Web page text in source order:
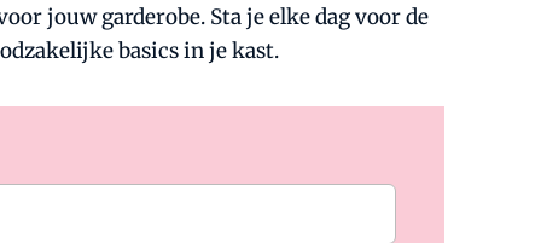
jouw garderobe. Sta je elke dag voor de
basics in je kast.